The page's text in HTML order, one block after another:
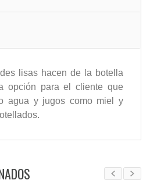
lisas hacen de la botella
opción para el cliente que
agua y jugos como miel y